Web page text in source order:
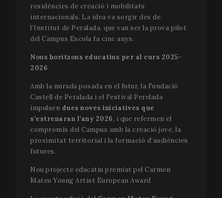
residències de creació i mobilitats
internacionals. La idea va sorgir des de
l’Institut de Peralada, que van ser la prova pilot
del Campus Escola fa cinc anys.
Nous horitzons educatius per al curs 2025-
2026
Amb la mirada posada en el futur, la Fundació
Castell de Peralada i el Festival Perelada
impulsen dues noves iniciatives que
s’estrenaran l’any 2026, i que refermen el
compromís del Campus amb la creació jove, la
proximitat territorial i la formació d’audiències
futures.
Nou projecte educatiu premiat pel Carmen
Mateu Young Artist European Award
Nom
Fournisseur / Domaine
.vimeo.com
VISITOR_PRIVACY_METADATA
YouTube
.youtube.com